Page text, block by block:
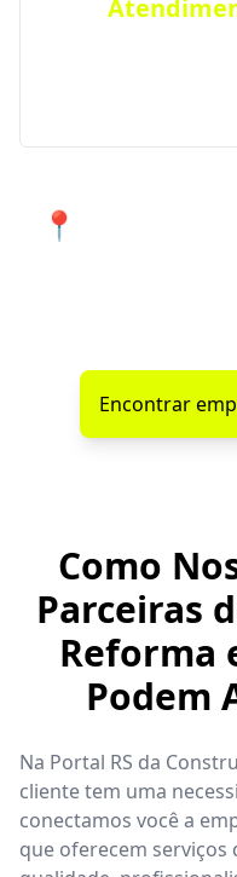
📍
Encontrar
Como
Parceiras
Reforma
Podem
Na Portal RS da
cliente tem uma
conectamos você a
que oferecem